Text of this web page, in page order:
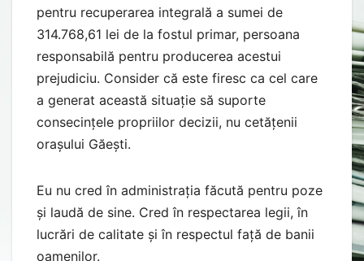
pentru recuperarea integrală a sumei de
314.768,61 lei de la fostul primar, persoana
responsabilă pentru producerea acestui
prejudiciu. Consider că este firesc ca cel care
a generat această situație să suporte
consecințele propriilor decizii, nu cetățenii
orașului Găești.
Eu nu cred în administrația făcută pentru poze
și laudă de sine. Cred în respectarea legii, în
lucrări de calitate și în respectul față de banii
oamenilor.